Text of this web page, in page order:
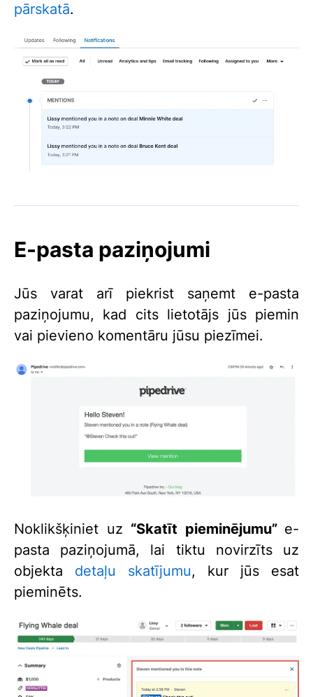
pārskatā.
E-pasta paziņojumi
Jūs varat arī piekrist saņemt e-pasta
paziņojumu, kad cits lietotājs jūs piemin
vai pievieno komentāru jūsu piezīmei.
Noklikšķiniet uz “Skatīt pieminējumu” e-
pasta paziņojumā, lai tiktu novirzīts uz
objekta detaļu skatījumu, kur jūs esat
pieminēts.